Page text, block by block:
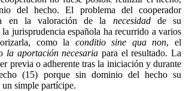
del hecho. El problema del cooperador
en la valoración de la necesidadde su
jurisprudencia española ha recurrido a varios
como la conditio sine qua non, el
la aportación necesaria para el resultado. La
previa o adherente tras la iniciación y durante
(15) porque sin dominio del hecho su
simple partícipe.